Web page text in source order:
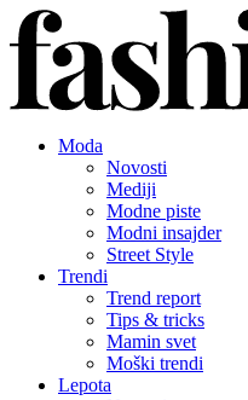
Moda
Novosti
Mediji
Modne piste
Modni insajder
Street Style
Trendi
Trend report
Tips & tricks
Mamin svet
Moški trendi
Lepota